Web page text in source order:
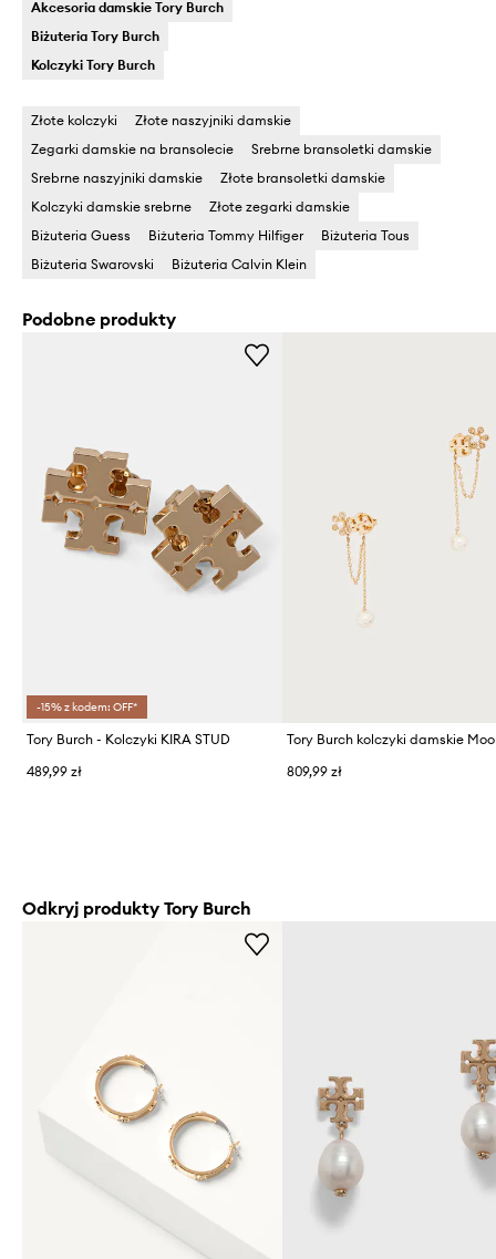
Akcesoria damskie Tory Burch
Biżuteria Tory Burch
Kolczyki Tory Burch
Złote kolczyki
Złote naszyjniki damskie
Zegarki damskie na bransolecie
Srebrne bransoletki damskie
Srebrne naszyjniki damskie
Złote bransoletki damskie
Kolczyki damskie srebrne
Złote zegarki damskie
Biżuteria Guess
Biżuteria Tommy Hilfiger
Biżuteria Tous
Biżuteria Swarovski
Biżuteria Calvin Klein
Podobne produkty
-15% z kodem: OFF*
Tory Burch - Kolczyki KIRA STUD
489,99 zł
809,99 zł
Odkryj produkty Tory Burch